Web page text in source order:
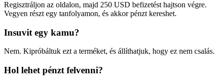
Regisztráljon az oldalon, majd 250 USD befizetést hajtson végre.
Vegyen részt egy tanfolyamon, és akkor pénzt kereshet.
Insuvit egy kamu?
Nem. Kipróbáltuk ezt a terméket, és állíthatjuk, hogy ez nem csalás.
Hol lehet pénzt felvenni?